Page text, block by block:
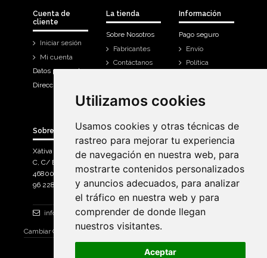
Utilizamos cookies
Usamos cookies y otras técnicas de
rastreo para mejorar tu experiencia
de navegación en nuestra web, para
mostrarte contenidos personalizados
y anuncios adecuados, para analizar
el tráfico en nuestra web y para
comprender de donde llegan
nuestros visitantes.
Aceptar
Utilizamos cookies
Usamos cookies y otras técnicas de
rastreo para mejorar tu experiencia
de navegación en nuestra web, para
mostrarte contenidos personalizados
y anuncios adecuados, para analizar
el tráfico en nuestra web y para
comprender de donde llegan
nuestros visitantes.
Aceptar
Cuenta de
cliente
Iniciar sesión
Mi cuenta
Datos personales
Direcciones
La tienda
Sobre Nosotros
Fabricantes
Contáctanos
Información
Pago seguro
Envío
Política
Historial de
Sobre Bicicletas Sanchis
Xàtiva Polígon Industrial
C, C/ Braçal del Roncador nave 10. >
46800, Xàtiva.
96 228 71 23
info@bicicletassanchis.com
Cambiar Consentimiento de Cookies